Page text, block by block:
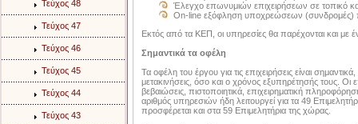
Τεύχος 48
Τεύχος 47
Τεύχος 46
Τεύχος 45
Τεύχος 44
Τεύχος 43
Έλεγχο επωνυμιών επιχειρήσεων σε τοπικό
On-line εξόφληση υποχρεώσεων (συνδρομές)
Εκτός από τα ΚΕΠ, οι υπηρεσίες θα παρέχονται και
Σημαντικά τα οφέλη
Τα οφέλη του έργου για τις επιχειρήσεις είναι
μετακινήσεις, όσο και ο χρόνος εξυπηρέτησής τους.
βεβαιώσεις, πιστοποιητικά, επιχειρηματική
αριθμός υπηρεσιών ήδη λειτουργεί για τα 49
προσφέρεται και στα 59 Επιμελητήρια της χώρας.